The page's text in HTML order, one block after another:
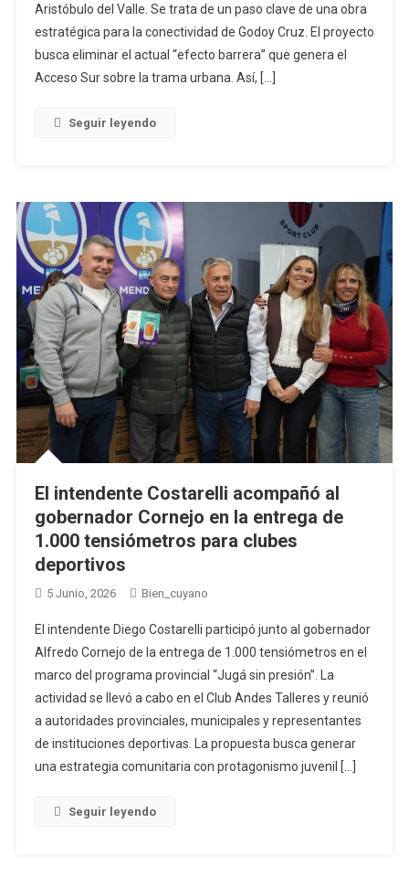
Aristóbulo del Valle. Se trata de un paso clave de una obra
estratégica para la conectividad de Godoy Cruz. El proyecto
busca eliminar el actual “efecto barrera” que genera el
Acceso Sur sobre la trama urbana. Así, […]
Seguir leyendo
El intendente Costarelli acompañó al
gobernador Cornejo en la entrega de
1.000 tensiómetros para clubes
deportivos
5 Junio, 2026 Bien_cuyano
El intendente Diego Costarelli participó junto al gobernador
Alfredo Cornejo de la entrega de 1.000 tensiómetros en el
marco del programa provincial “Jugá sin presión”. La
actividad se llevó a cabo en el Club Andes Talleres y reunió
a autoridades provinciales, municipales y representantes
de instituciones deportivas. La propuesta busca generar
una estrategia comunitaria con protagonismo juvenil […]
Seguir leyendo